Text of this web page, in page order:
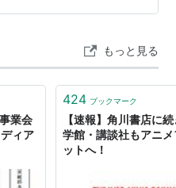
めい 4コマ榊蒼十郎/つか
コト 2013/10/26 初版発行
もっと見る
業会
ィア
424 ブックマーク
【速報】角川書店に
学館・講談社もアニ
ットへ！